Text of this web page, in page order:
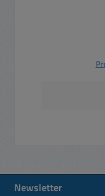
Newsletter